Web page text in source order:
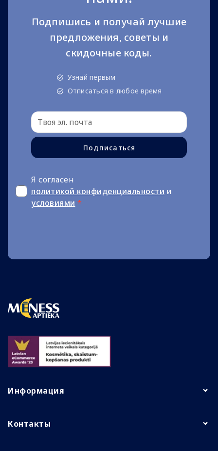
Подпишись и получай лучшие
предложения, советы и
скидочные коды.
Узнай первым
Отписаться в любое время
Подписаться
Я согласен
политикой конфиденциальности и
условиями *
Информация
Контакты